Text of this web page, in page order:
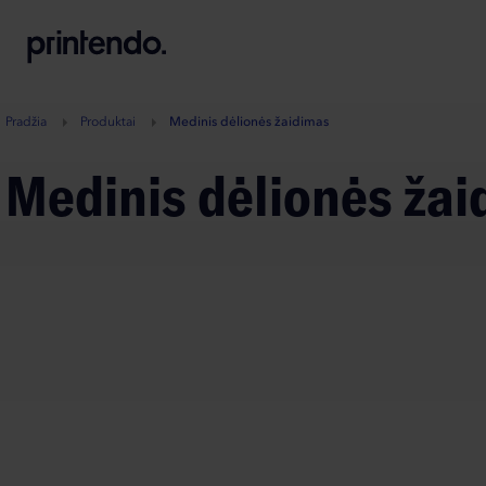
A
Pradžia Produktai Medinis dėlionės žaidimas
Medinis dėlionės